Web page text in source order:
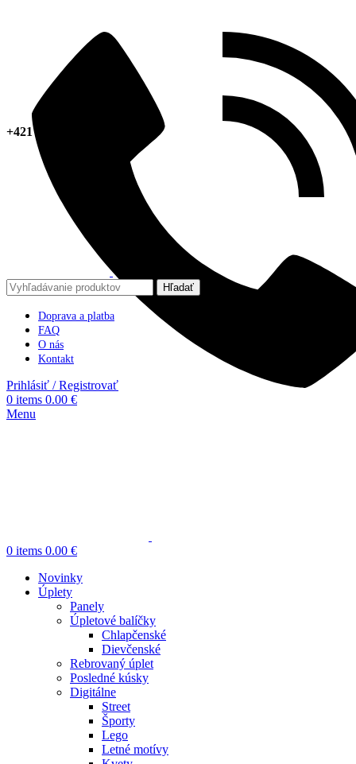
+421 918 378 267
Hľadať
Doprava a platba
FAQ
O nás
Kontakt
Prihlásiť / Registrovať
0 items 0.00 €
Menu
0 items 0.00 €
Novinky
Úplety
Panely
Úpletové balíčky
Chlapčenské
Dievčenské
Rebrovaný úplet
Posledné kúsky
Digitálne
Street
Športy
Lego
Letné motívy